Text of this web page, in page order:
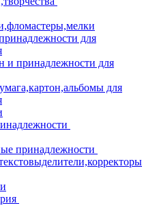
для
и принадлежности для
для
принадлежности